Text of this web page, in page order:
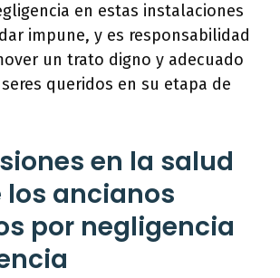
en estas instalaciones
impune, y es responsabilidad
un trato digno y adecuado
queridos en su etapa de
en la salud
los ancianos
por negligencia